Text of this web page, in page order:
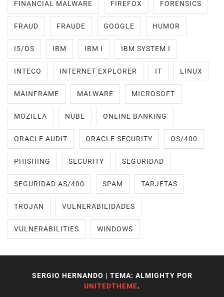
FINANCIAL MALWARE FIREFOX FORENSICS
FRAUD FRAUDE GOOGLE HUMOR
I5/OS IBM IBM I IBM SYSTEM I
INTECO INTERNET EXPLORER IT LINUX
MAINFRAME MALWARE MICROSOFT
MOZILLA NUBE ONLINE BANKING
ORACLE AUDIT ORACLE SECURITY OS/400
PHISHING SECURITY SEGURIDAD
SEGURIDAD AS/400 SPAM TARJETAS
TROJAN VULNERABILIDADES
VULNERABILITIES WINDOWS
SERGIO HERNANDO | TEMA: ALMIGHTY POR
UNITEDTHEME.